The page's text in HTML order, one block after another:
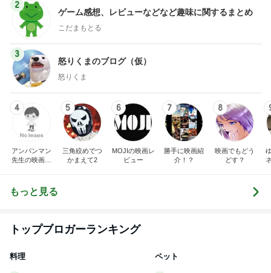
2
ゲーム感想、レビューなどなど趣味に関するまとめ
こだまもとる
3
怒りくまのブログ（仮）
怒りくま
4
アンパンマン
先生の映画講
5
三角絞めでつ
かまえて2
6
MOJIの映画レ
ビュー
7
勝手に映画紹
介！？
8
映画でもどう
どす？
もっと見る
トップブロガーランキング
料理 ペット